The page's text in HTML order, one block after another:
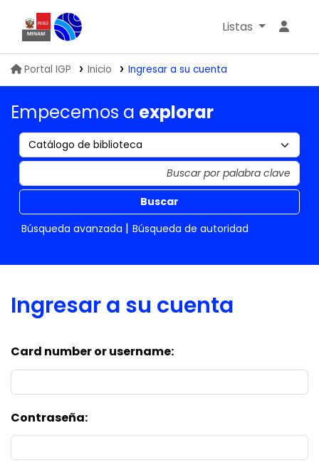
Biblioteca IGP
Listas
Portal IGP Inicio Ingresar a su cuenta
Empecemos a explorar
Buscar
Búsqueda avanzada
Búsqueda de autoridad
Ingresar a su cuenta
Card number or username:
Contraseña: